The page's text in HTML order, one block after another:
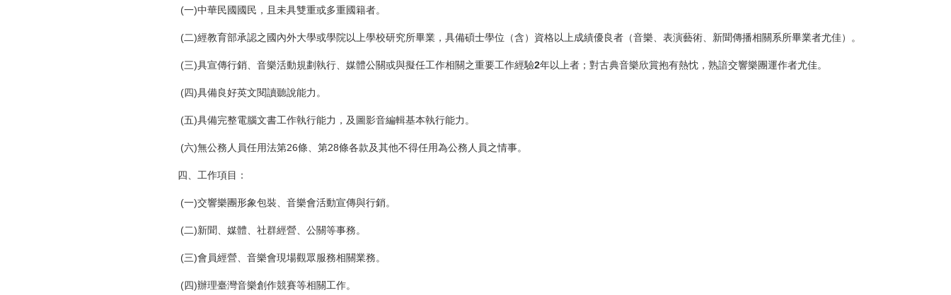
(一)中華民國國民，且未具雙重或多重國籍者。
(二)經教育部承認之國內外大學或學院以上學校研究所畢業，具備碩士學位（含）資格以上成績優良者（音樂、表演藝術、新聞傳播相關系所畢業者尤佳）。
(三)具宣傳行銷、音樂活動規劃執行、媒體公關或與擬任工作相關之重要工作經驗2年以上者；對古典音樂欣賞抱有熱忱，熟諳交響樂團運作者尤佳。
(四)具備良好英文閱讀聽說能力。
(五)具備完整電腦文書工作執行能力，及圖影音編輯基本執行能力。
(六)無公務人員任用法第26條、第28條各款及其他不得任用為公務人員之情事。
四、工作項目：
(一)交響樂團形象包裝、音樂會活動宣傳與行銷。
(二)新聞、媒體、社群經營、公關等事務。
(三)會員經營、音樂會現場觀眾服務相關業務。
(四)辦理臺灣音樂創作競賽等相關工作。